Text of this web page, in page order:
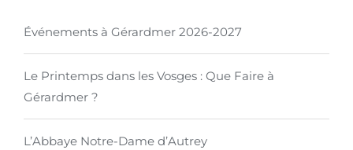
Événements à Gérardmer 2026-2027
Le Printemps dans les Vosges : Que Faire à
Gérardmer ?
L’Abbaye Notre-Dame d’Autrey